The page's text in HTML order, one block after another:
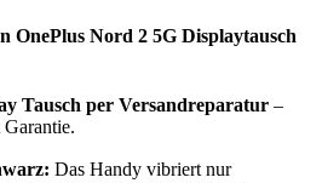
OnePlus Nord 2 5G Displaytausch
Tausch per Versandreparatur –
Das Handy vibriert nur